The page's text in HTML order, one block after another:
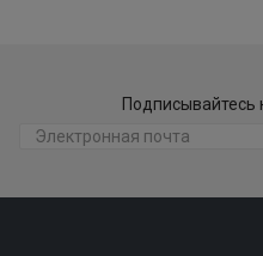
Подписывайтесь